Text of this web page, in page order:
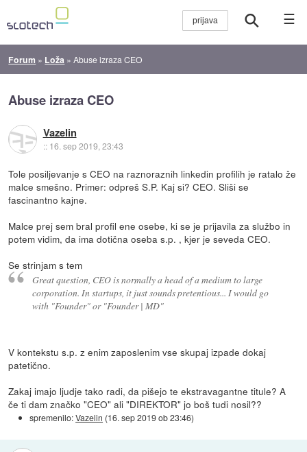
☰
Forum » Loža »Abuse izraza CEO
Abuse izraza CEO
Vazelin
:: 16. sep 2019, 23:43
Tole posiljevanje s CEO na raznoraznih linkedin profilih je ratalo že
malce smešno. Primer: odpreš S.P. Kaj si? CEO. Sliši se
fascinantno kajne.
Malce prej sem bral profil ene osebe, ki se je prijavila za službo in
potem vidim, da ima dotična oseba s.p. , kjer je seveda CEO.
Se strinjam s tem
Great question, CEO is normally a head of a medium to large
corporation. In startups, it just sounds pretentious... I would go
with "Founder" or "Founder | MD"
V kontekstu s.p. z enim zaposlenim vse skupaj izpade dokaj
patetično.
Zakaj imajo ljudje tako radi, da pišejo te ekstravagantne titule? A
če ti dam značko "CEO" ali "DIREKTOR" jo boš tudi nosil??
spremenilo:Vazelin (16. sep 2019 ob 23:46)